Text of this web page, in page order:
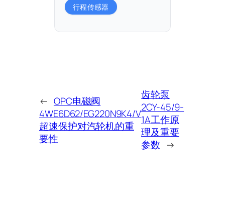
行程传感器
← OPC电磁阀
4WE6D62/EG220N9K4/V
超速保护对汽轮机的重
要性
齿轮泵
2CY-45/9-
1A工作原
理及重要
参数 →